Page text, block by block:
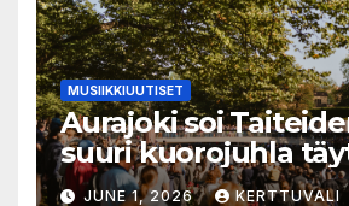
MUSIIKKIUUTISET
Aurajoki soi
suuri kuorojuhla
jokirannan
JUNE 1, 2026 KERTTUVALI